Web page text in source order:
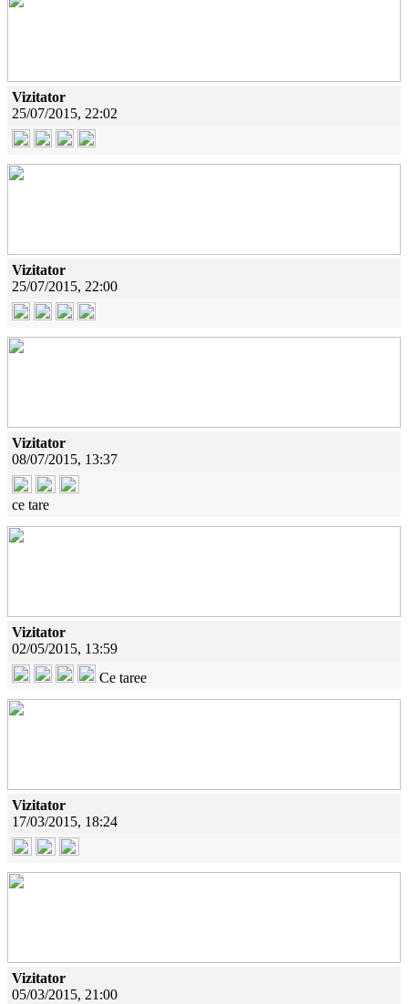
Vizitator
25/07/2015, 22:02
Vizitator
25/07/2015, 22:00
Vizitator
08/07/2015, 13:37
ce tare
Vizitator
02/05/2015, 13:59
Ce taree
Vizitator
17/03/2015, 18:24
Vizitator
05/03/2015, 21:00